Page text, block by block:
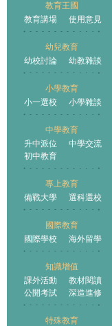
教育王國
教育講場
使用意見
幼兒教育
幼校討論
幼教雜談
小學教育
小一選校
小學雜談
中學教育
升中派位
中學交流
初中教育
專上教育
備戰大學
選科選校
國際教育
國際學校
海外留學
知識增值
課外活動
教材閱讀
公開考試
深造進修
特殊教育